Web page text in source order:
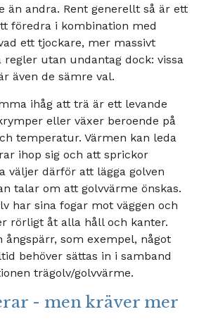
än andra. Rent generellt så är ett
föredra i kombination med
ett tjockare, mer massivt
regler utan undantag dock: vissa
även de sämre val.
ihåg att trä är ett levande
eller växer beroende på
temperatur. Värmen kan leda
ihop sig och att sprickor
väljer därför att lägga golven
talar om att golvvärme önskas.
har sina fogar mot väggen och
rörligt åt alla håll och kanter.
ångspärr, som exempel, något
behöver sättas in i samband
trägolv/golvvärme.
- men kräver mer